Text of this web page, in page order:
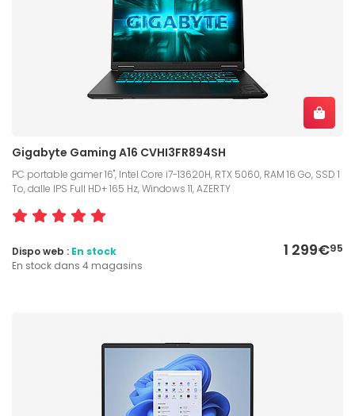
Gigabyte Gaming A16 CVHI3FR894SH
PC portable gamer 16", Intel Core i7-13620H, RTX 5060, RAM 16 Go, SSD 1
To, dalle IPS Full HD+ 165 Hz, Windows 11, AZERTY
1 299€95
Dispo web : En stock
En stock dans 4 magasins